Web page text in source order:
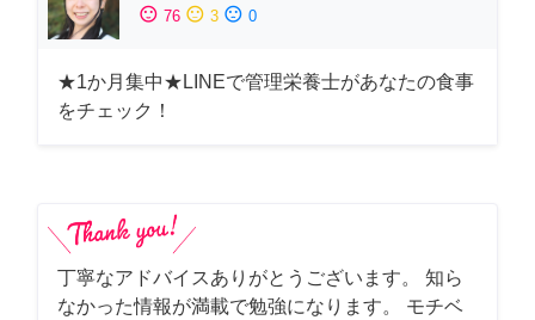
sentiment_satisfied 76 sentiment_neutral 3 sentiment_dissatisfied 0
★1か月集中★LINEで管理栄養士があなたの食事
をチェック！
丁寧なアドバイスありがとうございます。 知ら
なかった情報が満載で勉強になります。 モチベ